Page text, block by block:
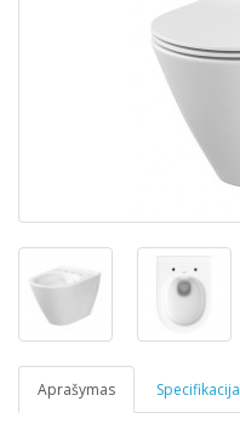
Aprašymas Specifikacija